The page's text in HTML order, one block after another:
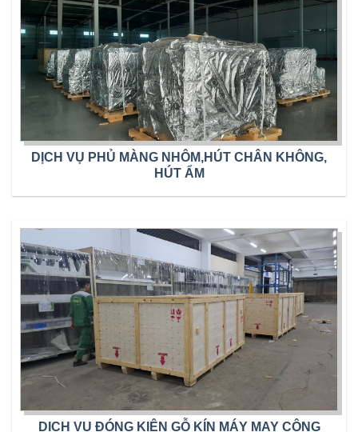
DỊCH VỤ PHỦ MÀNG NHÔM,HÚT CHÂN KHÔNG,
HÚT ẨM
DỊCH VỤ ĐÓNG KIỆN GỖ KÍN MÁY MAY CÔNG